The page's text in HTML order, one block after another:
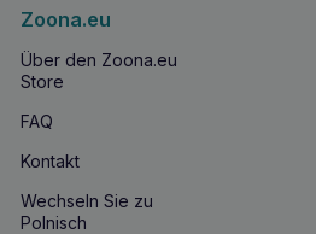
Zoona.eu
Über den Zoona.eu
Store
FAQ
Kontakt
Wechseln Sie zu
Polnisch